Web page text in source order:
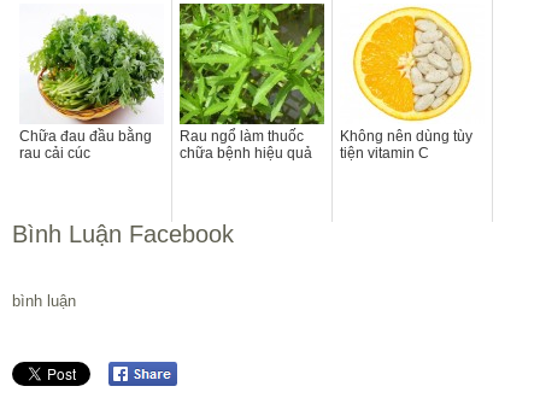
Chữa đau đầu bằng
rau cải cúc
Rau ngổ làm thuốc
chữa bệnh hiệu quả
Không nên dùng tùy
tiện vitamin C
Bình Luận Facebook
bình luận